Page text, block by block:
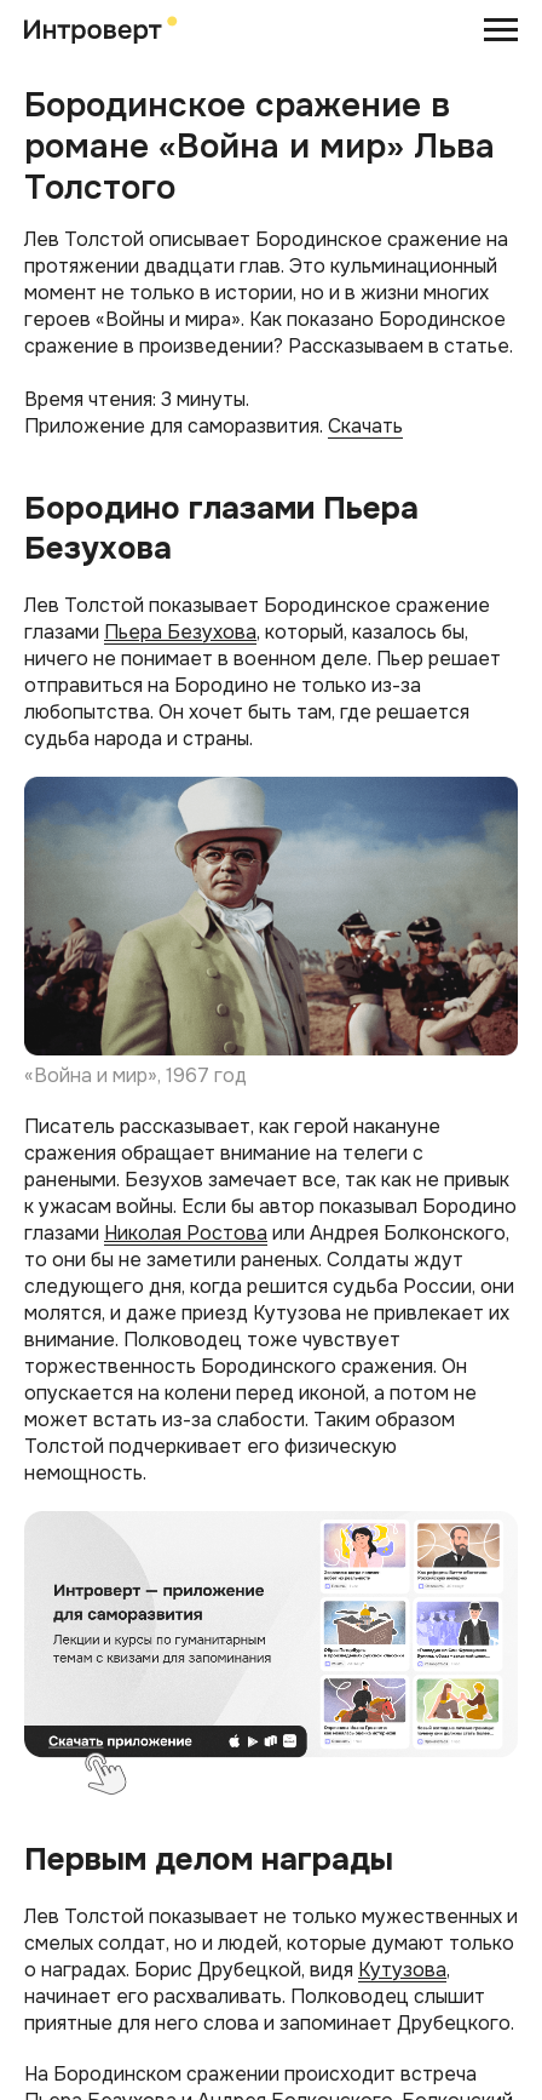
Бородинское сражение в
романе «Война и мир» Льва
Толстого
Лев Толстой описывает Бородинское сражение на
протяжении двадцати глав. Это кульминационный
момент не только в истории, но и в жизни многих
героев «Войны и мира». Как показано Бородинское
сражение в произведении? Рассказываем в статье.
Время чтения: 3 минуты.
Приложение для саморазвития. Скачать
Бородино глазами Пьера
Безухова
Лев Толстой показывает Бородинское сражение
глазами Пьера Безухова, который, казалось бы,
ничего не понимает в военном деле. Пьер решает
отправиться на Бородино не только из-за
любопытства. Он хочет быть там, где решается
судьба народа и страны.
«Война и мир», 1967 год
Писатель рассказывает, как герой накануне
сражения обращает внимание на телеги с
ранеными. Безухов замечает все, так как не привык
к ужасам войны. Если бы автор показывал Бородино
глазами Николая Ростова или Андрея Болконского,
то они бы не заметили раненых. Солдаты ждут
следующего дня, когда решится судьба России, они
молятся, и даже приезд Кутузова не привлекает их
внимание. Полководец тоже чувствует
торжественность Бородинского сражения. Он
опускается на колени перед иконой, а потом не
может встать из-за слабости. Таким образом
Толстой подчеркивает его физическую
немощность.
Первым делом награды
Лев Толстой показывает не только мужественных и
смелых солдат, но и людей, которые думают только
о наградах. Борис Друбецкой, видя Кутузова,
начинает его расхваливать. Полководец слышит
приятные для него слова и запоминает Друбецкого.
На Бородинском сражении происходит встреча